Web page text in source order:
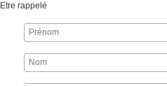
Etre rappelé